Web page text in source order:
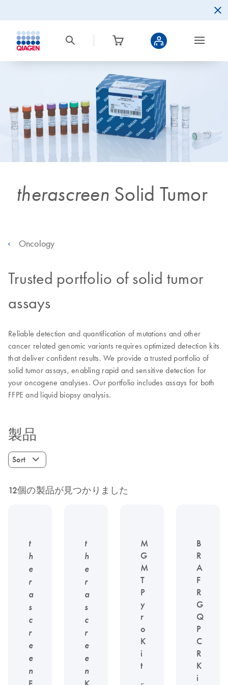
therascreen Solid Tumor
Oncology
Trusted portfolio of solid tumor
assays
Reliable detection and quantification of mutations and other
cancer related genomic variants requires optimized detection kits
that deliver confident results. We provide a trusted portfolio of
solid tumor assays, enabling rapid and sensitive detection for
your oncogene analyses. Our portfolio includes assays for both
FFPE and liquid biopsy analysis.
製品
Sort
12個の製品が見つかりました
t
h
e
r
a
s
c
r
e
e
n
t
h
e
r
a
s
c
r
e
e
n
M
G
M
T
P
y
r
o
K
i
t
B
R
A
F
R
G
Q
P
C
R
K
i